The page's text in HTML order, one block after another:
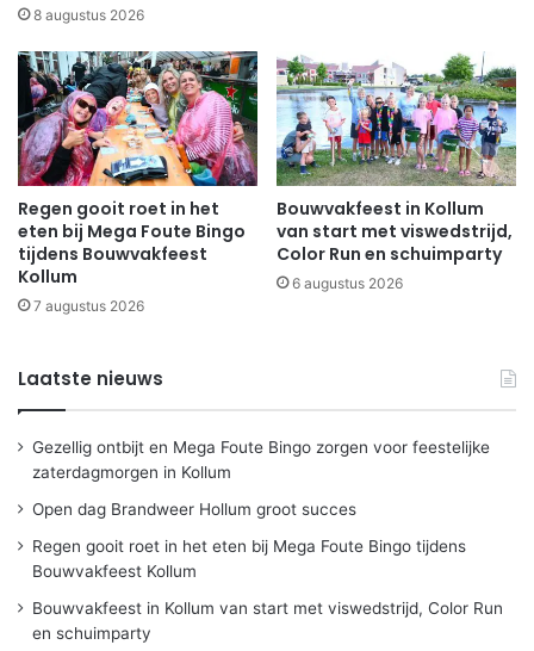
8 augustus 2026
Regen gooit roet in het
eten bij Mega Foute Bingo
tijdens Bouwvakfeest
Kollum
7 augustus 2026
Bouwvakfeest in Kollum
van start met viswedstrijd,
Color Run en schuimparty
6 augustus 2026
Laatste nieuws
Gezellig ontbijt en Mega Foute Bingo zorgen voor feestelijke
zaterdagmorgen in Kollum
Open dag Brandweer Hollum groot succes
Regen gooit roet in het eten bij Mega Foute Bingo tijdens
Bouwvakfeest Kollum
Bouwvakfeest in Kollum van start met viswedstrijd, Color Run
en schuimparty